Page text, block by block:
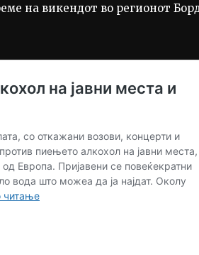
на викендот во регионот